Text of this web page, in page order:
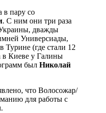
в пару со
. С ним они три раза
дважды
Универсиады,
Турине (где стали 12
в Киеве у Галины
был Николай
что Волосожар/
для работы с
.